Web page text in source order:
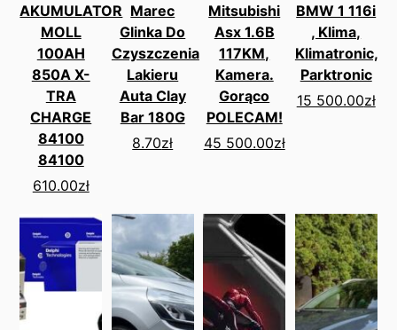
AKUMULATOR
MOLL
100AH
850A X-
TRA
CHARGE
84100
84100
610.00zł
Marec
Glinka Do
Czyszczenia
Lakieru
Auta Clay
Bar 180G
8.70zł
Mitsubishi
Asx 1.6B
117KM,
Kamera.
Gorąco
POLECAM!
45 500.00zł
BMW 1 116i
, Klima,
Klimatronic,
Parktronic
15 500.00zł